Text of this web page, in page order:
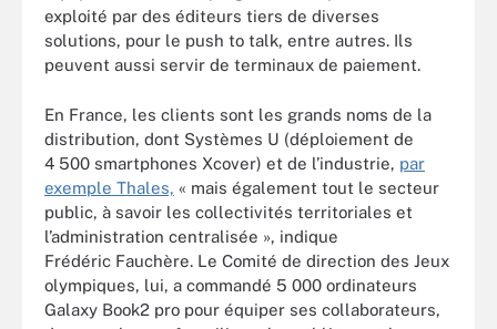
exploité par des éditeurs tiers de diverses
solutions, pour le push to talk, entre autres. Ils
peuvent aussi servir de terminaux de paiement.
En France, les clients sont les grands noms de la
distribution, dont Systèmes U (déploiement de
4 500 smartphones Xcover) et de l’industrie, par
exemple Thales, « mais également tout le secteur
public, à savoir les collectivités territoriales et
l’administration centralisée », indique
Frédéric Fauchère. Le Comité de direction des Jeux
olympiques, lui, a commandé 5 000 ordinateurs
Galaxy Book2 pro pour équiper ses collaborateurs,